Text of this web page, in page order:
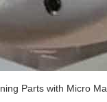
Parts with Micro